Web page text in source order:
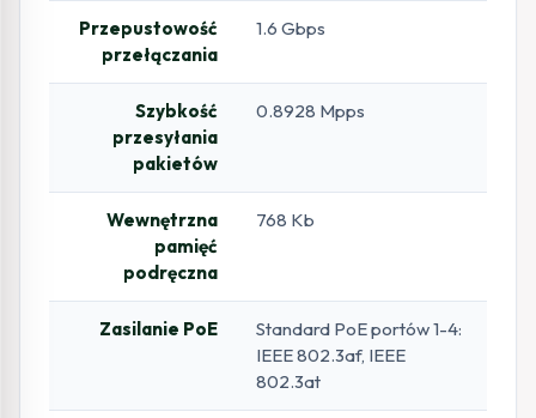
Przepustowość
przełączania
1.6 Gbps
Szybkość
przesyłania
pakietów
0.8928 Mpps
Wewnętrzna
pamięć
podręczna
768 Kb
Zasilanie PoE
Standard PoE portów 1-4:
IEEE 802.3af, IEEE
802.3at